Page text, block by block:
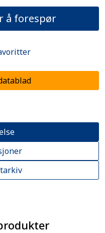
å forespør